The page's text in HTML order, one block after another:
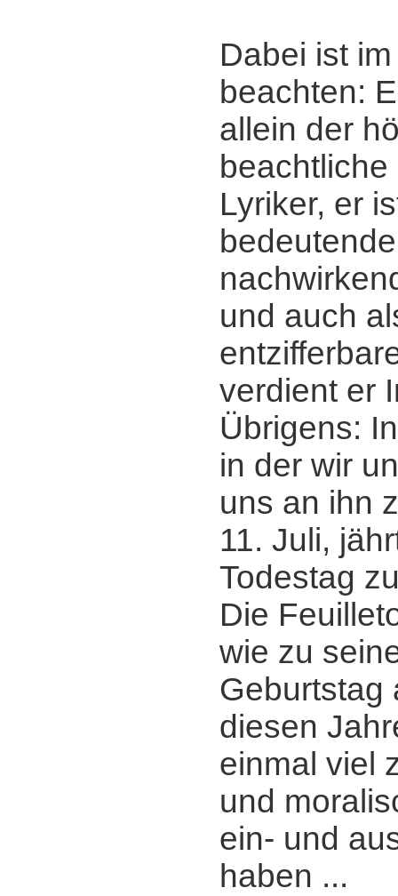
Dabei ist
beachten:
allein der
Lyriker, er
und auch
verdient er
Übrigens:
in der wir
uns an ihn
11. Juli,
Todestag
Die
wie zu
Geburtstag
diesen
einmal viel
und
ein- und
haben ...